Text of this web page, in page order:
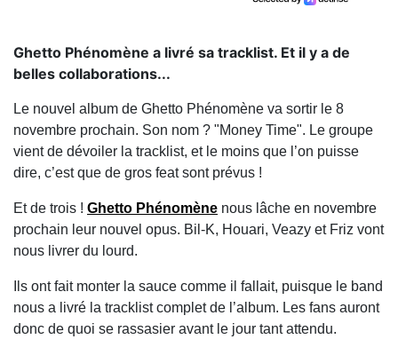
Ghetto Phénomène a livré sa tracklist. Et il y a de
belles collaborations...
Le nouvel album de Ghetto Phénomène va sortir le 8
novembre prochain. Son nom ? "Money Time". Le groupe
vient de dévoiler la tracklist, et le moins que l’on puisse
dire, c’est que de gros feat sont prévus !
Et de trois ! Ghetto Phénomène nous lâche en novembre
prochain leur nouvel opus. Bil-K, Houari, Veazy et Friz vont
nous livrer du lourd.
Ils ont fait monter la sauce comme il fallait, puisque le band
nous a livré la tracklist complet de l’album. Les fans auront
donc de quoi se rassasier avant le jour tant attendu.